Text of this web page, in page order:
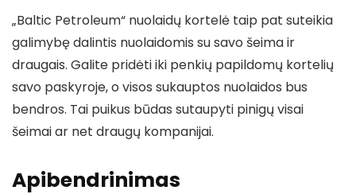
„Baltic Petroleum“ nuolaidų kortelė taip pat suteikia
galimybę dalintis nuolaidomis su savo šeima ir
draugais. Galite pridėti iki penkių papildomų kortelių
savo paskyroje, o visos sukauptos nuolaidos bus
bendros. Tai puikus būdas sutaupyti pinigų visai
šeimai ar net draugų kompanijai.
Apibendrinimas